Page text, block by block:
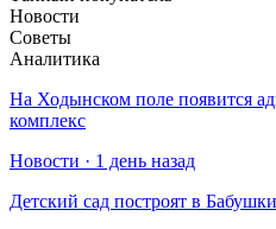
Новости
Советы
Аналитика
На Ходынском поле появится
комплекс
Новости · 1 день назад
Детский сад построят в